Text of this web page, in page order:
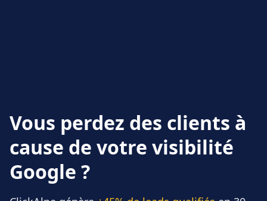
Vous perdez des clients à
cause de votre visibilité
Google ?